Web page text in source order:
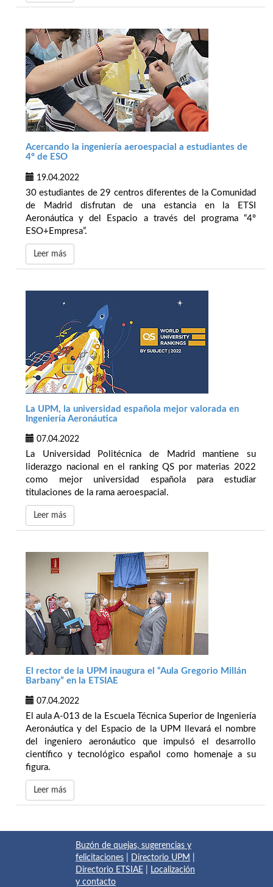
Acercando la ingeniería aeroespacial a estudiantes de
4º de ESO
19.04.2022
30 estudiantes de 29 centros diferentes de la Comunidad
de Madrid disfrutan de una estancia en la ETSI
Aeronáutica y del Espacio a través del programa “4º
ESO+Empresa”.
Leer más
La UPM, la universidad española mejor valorada en
Ingeniería Aeronáutica
07.04.2022
La Universidad Politécnica de Madrid mantiene su
liderazgo nacional en el ranking QS por materias 2022
como mejor universidad española para estudiar
titulaciones de la rama aeroespacial.
Leer más
El rector de la UPM inaugura el “Aula Gregorio Millán
Barbany” en la ETSIAE
07.04.2022
El aula A-013 de la Escuela Técnica Superior de Ingeniería
Aeronáutica y del Espacio de la UPM llevará el nombre
del ingeniero aeronáutico que impulsó el desarrollo
científico y tecnológico español como homenaje a su
figura.
Leer más
Buzón de quejas, sugerencias y
felicitaciones
Directorio UPM
Directorio ETSIAE
Localización
y contacto